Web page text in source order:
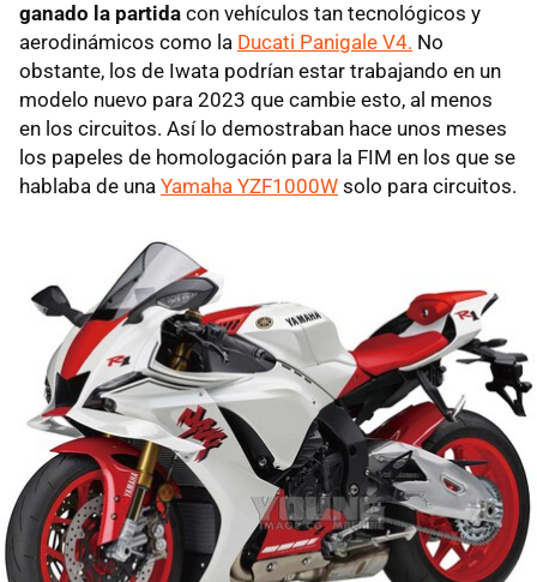
ganado la partida con vehículos tan tecnológicos y
aerodinámicos como la Ducati Panigale V4. No
obstante, los de Iwata podrían estar trabajando en un
modelo nuevo para 2023 que cambie esto, al menos
en los circuitos. Así lo demostraban hace unos meses
los papeles de homologación para la FIM en los que se
hablaba de una Yamaha YZF1000W solo para circuitos.